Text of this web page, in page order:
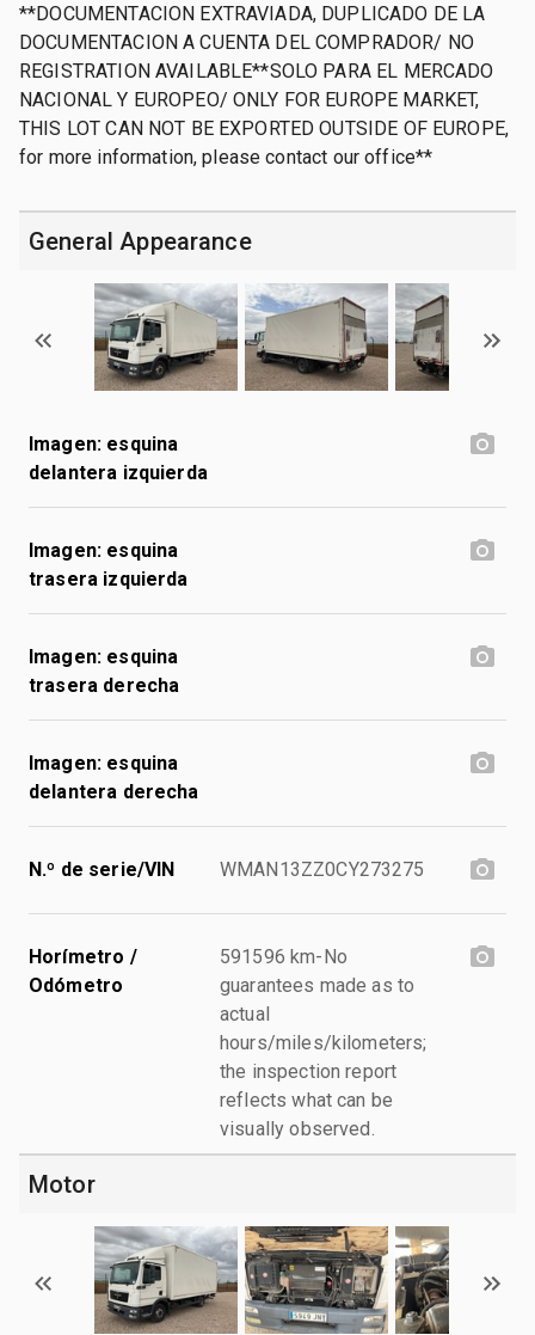
**DOCUMENTACION EXTRAVIADA, DUPLICADO DE LA
DOCUMENTACION A CUENTA DEL COMPRADOR/ NO
REGISTRATION AVAILABLE**SOLO PARA EL MERCADO
NACIONAL Y EUROPEO/ ONLY FOR EUROPE MARKET,
THIS LOT CAN NOT BE EXPORTED OUTSIDE OF EUROPE,
for more information, please contact our office**
General Appearance
Imagen: esquina
delantera izquierda
Imagen: esquina
trasera izquierda
Imagen: esquina
trasera derecha
Imagen: esquina
delantera derecha
N.º de serie/VIN WMAN13ZZ0CY273275
Horímetro /
Odómetro
591596 km-No
guarantees made as to
actual
hours/miles/kilometers;
the inspection report
reflects what can be
visually observed.
Motor